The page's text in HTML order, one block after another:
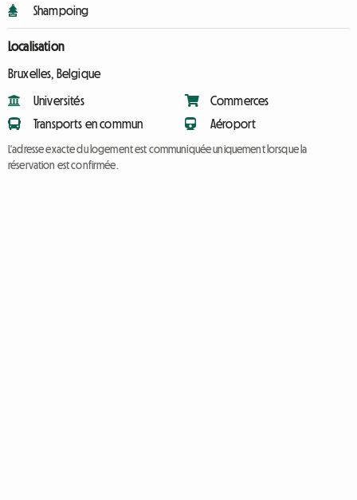
Shampoing
Localisation
Bruxelles, Belgique
Universités
Transports en commun
Commerces
Aéroport
L'adresse exacte du logement est communiquée uniquement lorsque la
réservation est confirmée.